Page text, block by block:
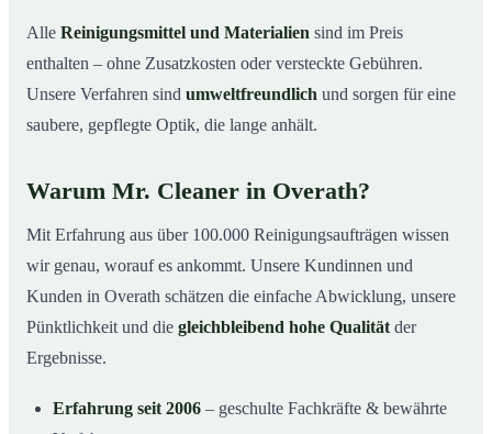
Alle Reinigungsmittel und Materialien sind im Preis
enthalten – ohne Zusatzkosten oder versteckte Gebühren.
Unsere Verfahren sind umweltfreundlich und sorgen für eine
saubere, gepflegte Optik, die lange anhält.
Warum Mr. Cleaner in Overath?
Mit Erfahrung aus über 100.000 Reinigungsaufträgen wissen
wir genau, worauf es ankommt. Unsere Kundinnen und
Kunden in Overath schätzen die einfache Abwicklung, unsere
Pünktlichkeit und die gleichbleibend hohe Qualität der
Ergebnisse.
Erfahrung seit 2006 – geschulte Fachkräfte & bewährte